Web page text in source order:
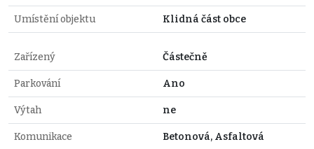
Umístění objektu Klidná část obce
Zařízený Částečně
Parkování Ano
Výtah ne
Komunikace Betonová, Asfaltová